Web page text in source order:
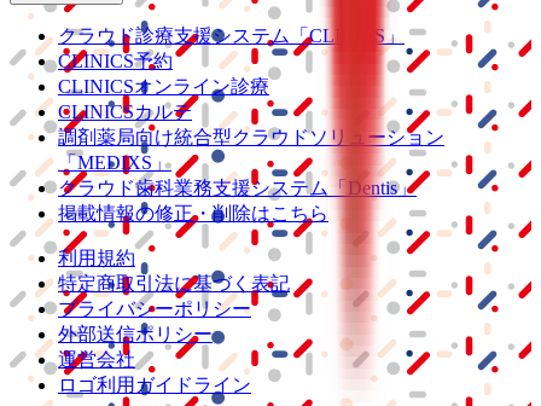
クラウド診療支援システム
「CLINICS」
CLINICS予約
CLINICSオンライン診療
CLINICSカルテ
調剤薬局向け統合型クラウドソリューション
「MEDIXS」
クラウド歯科業務支援システム
「Dentis」
掲載情報の修正・削除はこちら
利用規約
特定商取引法に基づく表記
プライバシーポリシー
外部送信ポリシー
運営会社
ロゴ利用ガイドライン